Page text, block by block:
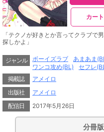
カー
「テクノが好きとか言ってクラブで
探しかよ」
田舎じゃセックスしかすることが
条。本当は趣味のテクノの話がした
の音楽を感じたい！」と年齢を誤魔
を溶かし、下半身に響く――初めて
で目にしたのは同級生・五十嵐がＤ
教室の隅で独り、音楽ばかり聴いて
で“音”を操る。「俺のプレイで勃っ
する五十嵐に、負けじと口止料とし
◆収録内容◆「君の音が鳴り止まない
ません。」／単行本収録描き下ろし
ジャンル
ボーイズラブ あまあま
ワンコ攻め(BL)
セフレ
掲載誌
アメイロ
出版社
アメイロ
配信日
2017年5月26日
分冊